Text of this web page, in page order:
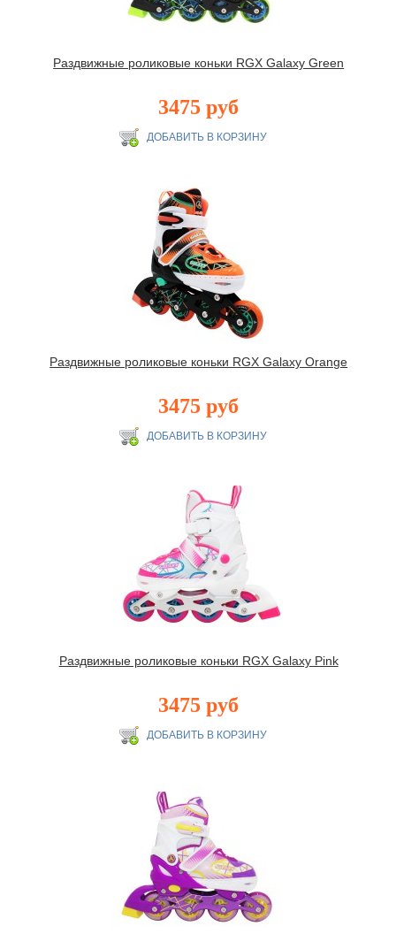
Раздвижные роликовые коньки RGX Galaxy Green
3475 руб
Раздвижные роликовые коньки RGX Galaxy Orange
3475 руб
Раздвижные роликовые коньки RGX Galaxy Pink
3475 руб